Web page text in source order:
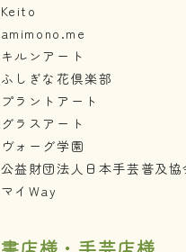
Keito
amimono.me
キルンアート
ふしぎな花倶楽部
プラントアート
グラスアート
ヴォーグ学園
公益財団法人日本手芸普及協
マイWay